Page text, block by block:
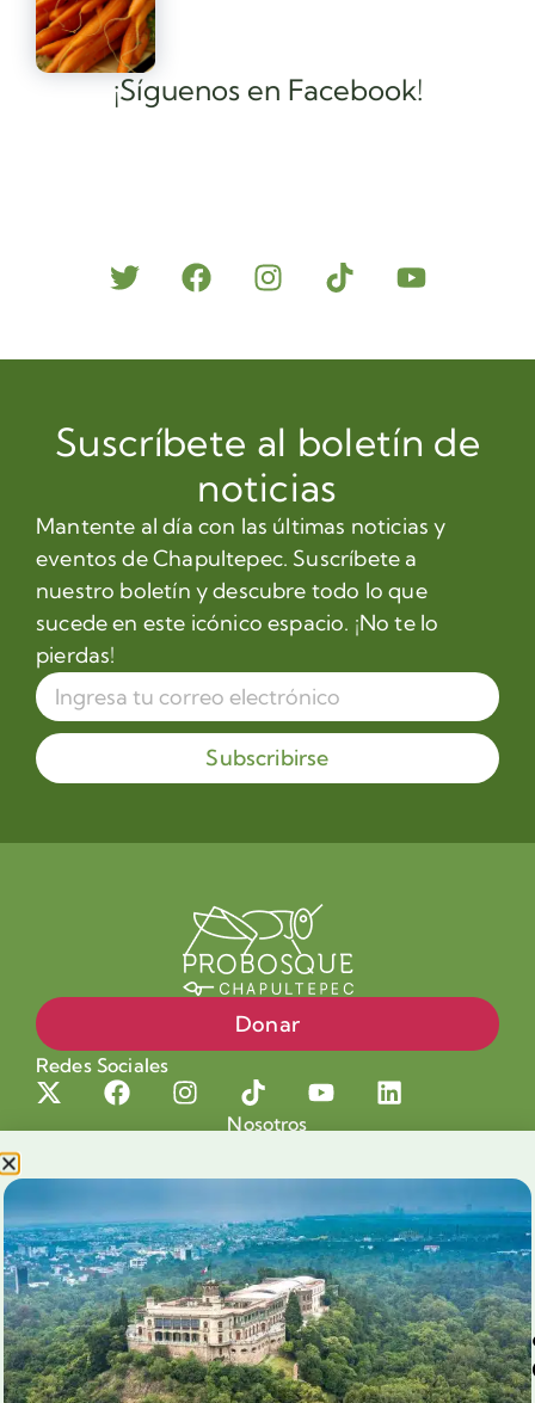
¡Síguenos en Facebook!
Suscríbete al boletín de
noticias
Mantente al día con las últimas noticias y
eventos de Chapultepec. Suscríbete a
nuestro boletín y descubre todo lo que
sucede en este icónico espacio. ¡No te lo
pierdas!
Subscribirse
Donar
Redes Sociales
Nosotros
Nuestra Causa
Productos con Causa
Blog
Voluntariado Chapultepec
Aliados